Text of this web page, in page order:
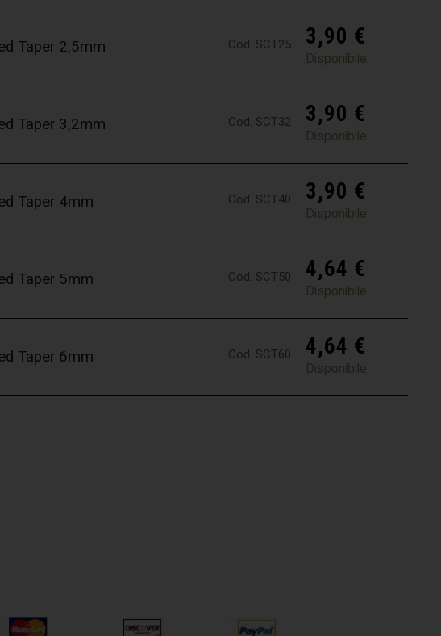
Taper 2,5mm Cod. SCT25 3,90 €
Disponibile
Taper 3,2mm Cod. SCT32 3,90 €
Disponibile
Taper 4mm Cod. SCT40 3,90 €
Disponibile
Taper 5mm Cod. SCT50 4,64 €
Disponibile
Taper 6mm Cod. SCT60 4,64 €
Disponibile